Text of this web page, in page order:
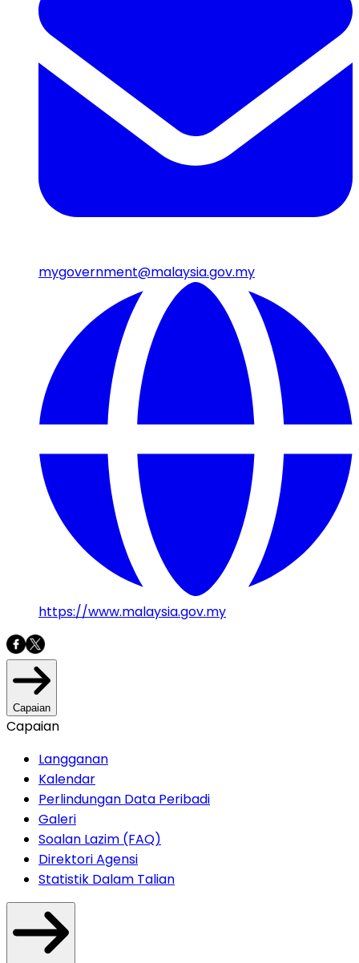
mygovernment@malaysia.gov.my
https://www.malaysia.gov.my
Capaian
Capaian
Langganan
Kalendar
Perlindungan Data Peribadi
Galeri
Soalan Lazim (FAQ)
Direktori Agensi
Statistik Dalam Talian